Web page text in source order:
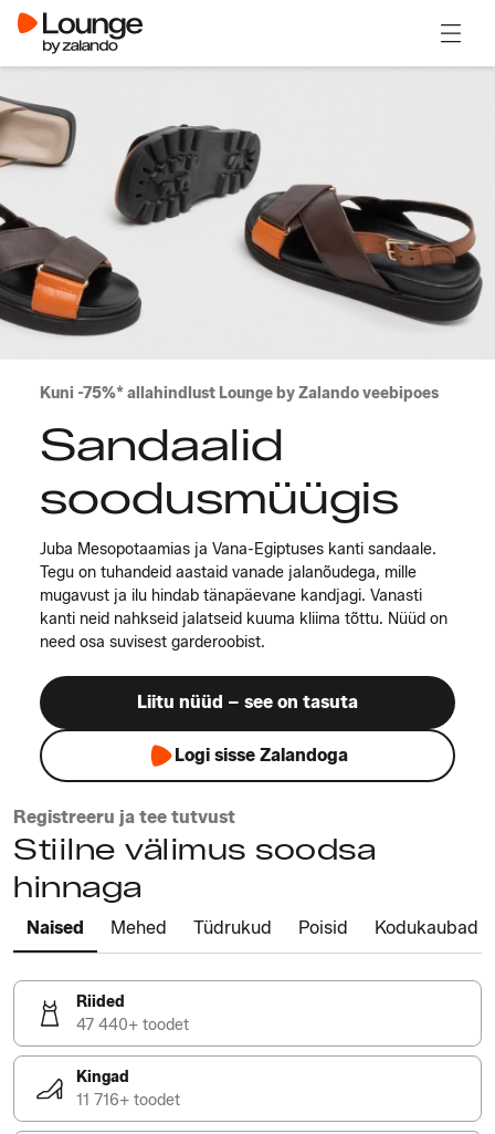
Kuni -75%* allahindlust Lounge by Zalando veebipoes
Sandaalid
soodusmüügis
Juba Mesopotaamias ja Vana-Egiptuses kanti sandaale.
Tegu on tuhandeid aastaid vanade jalanõudega, mille
mugavust ja ilu hindab tänapäevane kandjagi. Vanasti
kanti neid nahkseid jalatseid kuuma kliima tõttu. Nüüd on
need osa suvisest garderoobist.
Liitu nüüd – see on tasuta
Logi sisse Zalandoga
Registreeru ja tee tutvust
Stiilne välimus soodsa
hinnaga
Naised Mehed Tüdrukud Poisid Kodukaubad
Riided
47 440+ toodet
Kingad
11 716+ toodet